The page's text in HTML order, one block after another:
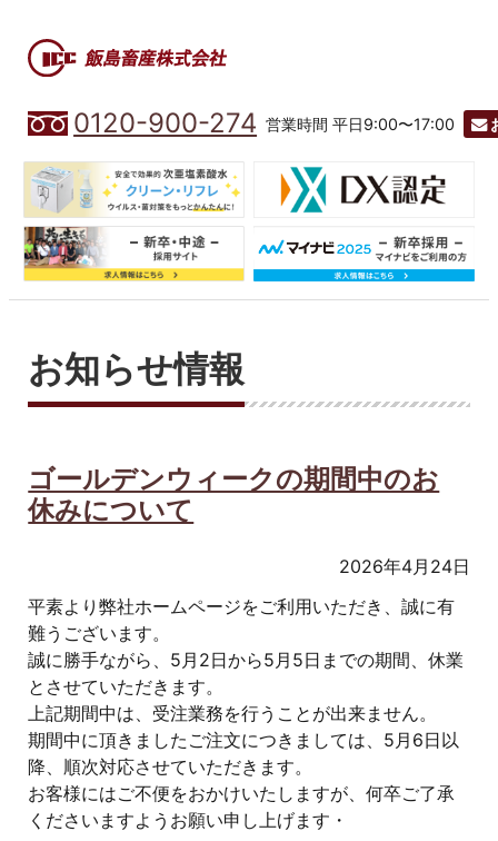
0120-900-274 営業時間 平日9:00〜17:00
お知らせ情報
ゴールデンウィークの期間中のお
休みについて
2026年4月24日
平素より弊社ホームページをご利用いただき、誠に有
難うございます。
誠に勝手ながら、5月2日から5月5日までの期間、休業
とさせていただきます。
上記期間中は、受注業務を行うことが出来ません。
期間中に頂きましたご注文につきましては、5月6日以
降、順次対応させていただきます。
お客様にはご不便をおかけいたしますが、何卒ご了承
くださいますようお願い申し上げます・